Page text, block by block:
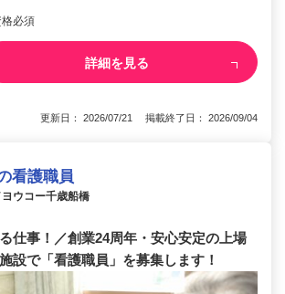
必須
詳細を見る
更新日： 2026/07/21 掲載終了日： 2026/09/04
看護職員
ウコー千歳船橋
仕事！／創業24周年・安心安定の上場
設で「看護職員」を募集します！